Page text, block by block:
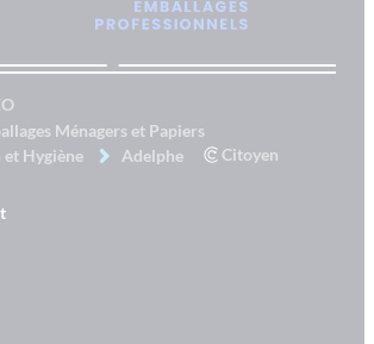
Ménagers et Papiers
et Hygiène
Adelphe Citoyen